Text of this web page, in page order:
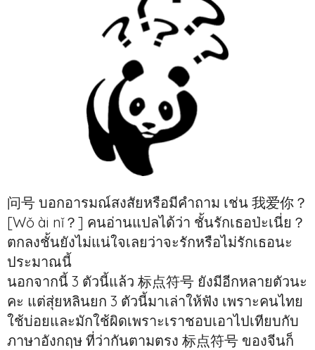
问号 บอกอารมณ์สงสัยหรือมีคำถาม เช่น 我爱你？
[Wǒ ài nǐ？] คนอ่านแปลได้ว่า ชั้นรักเธอป่ะเนี่ย？
ตกลงชั้นยังไม่แน่ใจเลยว่าจะรักหรือไม่รักเธอนะ
ประมาณนี้
นอกจากนี้ 3 ตัวนี้แล้ว 标点符号 ยังมีอีกหลายตัวนะ
คะ แต่สุ่ยหลินยก 3 ตัวนี้มาเล่าให้ฟัง เพราะคนไทย
ใช้บ่อยและมักใช้ผิดเพราะเราชอบเอาไปเทียบกับ
ภาษาอังกฤษ ที่ว่ากันตามตรง 标点符号 ของจีนก็